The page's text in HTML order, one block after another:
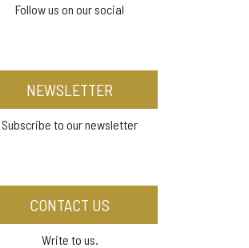
Follow us on our social
NEWSLETTER
Subscribe to our newsletter
CONTACT US
Write to us.